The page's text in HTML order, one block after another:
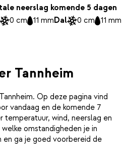
neerslag komende 5 dagen
0 cm 11 mmDal 0 cm 11 mm
Tannheim
Op deze pagina vind
vandaag en de komende 7
wind, neerslag en
omstandigheden je in
en ga je goed voorbereid de